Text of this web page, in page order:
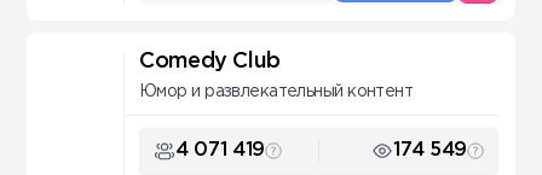
Comedy Club
Юмор и развлекательный контент
4 071 419 174 549